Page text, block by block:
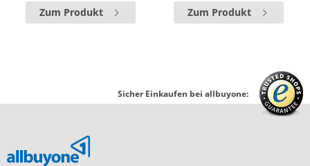
Zum Produkt Zum Produkt
Sicher Einkaufen bei allbuyone: